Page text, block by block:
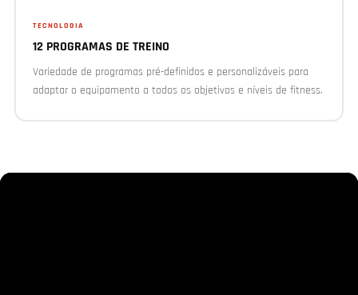
TECNOLOGIA
12 PROGRAMAS DE TREINO
Variedade de programas pré-definidos e personalizáveis para
adaptar o equipamento a todos os objetivos e níveis de fitness.